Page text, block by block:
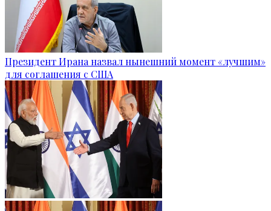
Президент Ирана назвал нынешний момент «лучшим»
для соглашения с США